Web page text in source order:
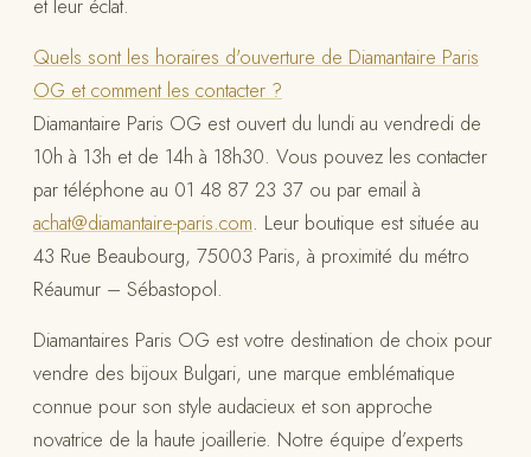
et leur éclat.
Quels sont les horaires d'ouverture de Diamantaire Paris
OG et comment les contacter ?
Diamantaire Paris OG est ouvert du lundi au vendredi de
10h à 13h et de 14h à 18h30. Vous pouvez les contacter
par téléphone au 01 48 87 23 37 ou par email à
achat@diamantaire-paris.com. Leur boutique est située au
43 Rue Beaubourg, 75003 Paris, à proximité du métro
Réaumur – Sébastopol.
Diamantaires Paris OG est votre destination de choix pour
vendre des bijoux Bulgari, une marque emblématique
connue pour son style audacieux et son approche
novatrice de la haute joaillerie. Notre équipe d’experts